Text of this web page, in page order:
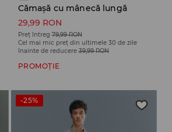
Cămașă cu mânecă lungă
29,99 RON
Preț întreg 79,99 RON
Cel mai mic preț din ultimele 30 de zile
înainte de reducere 39,99 RON
PROMOȚIE
-25%